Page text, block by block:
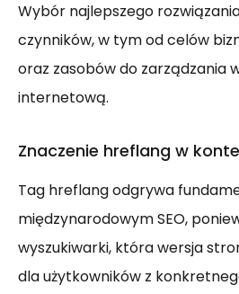
Wybór najlepszego
czynników, w tym od celów
oraz zasobów do zarządzania
internetową.
Znaczenie hreflang w
Tag hreflang odgrywa
międzynarodowym SEO,
wyszukiwarki, która wersja
dla użytkowników z